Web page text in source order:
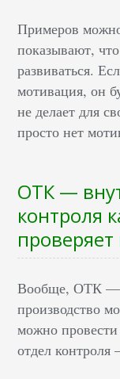
Примеров
показывают,
развиваться.
мотивация, он
не делает для
просто нет
ОТК —
контроля
Вообще, ОТК —
производство
можно
отдел контроля